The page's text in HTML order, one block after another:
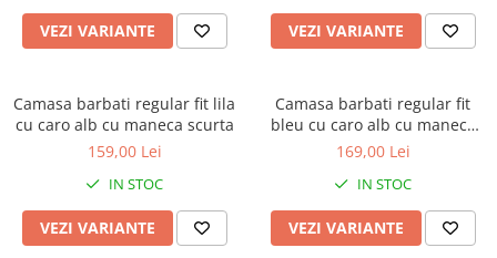
VEZI VARIANTE VEZI VARIANTE
Camasa barbati regular fit lila
cu caro alb cu maneca scurta
159,00 Lei
IN STOC
VEZI VARIANTE
Camasa barbati regular fit
bleu cu caro alb cu maneca
scurta 2XL-3XL
169,00 Lei
IN STOC
VEZI VARIANTE